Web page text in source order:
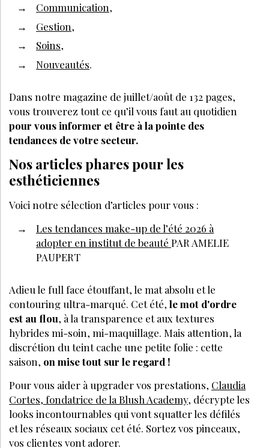
Communication,
Gestion,
Soins,
Nouveautés.
Dans notre magazine de juillet/août de 132 pages,
vous trouverez tout ce qu’il vous faut au quotidien
pour vous informer et être à la pointe des
tendances de votre secteur.
Nos articles phares pour les
esthéticiennes
Voici notre sélection d’articles pour vous :
Les tendances make-up de l’été 2026 à
adopter en institut de beauté PAR AMELIE
PAUPERT
Adieu le full face étouffant, le mat absolu et le
contouring ultra-marqué. Cet été, le mot d'ordre
est au flou, à la transparence et aux textures
hybrides mi-soin, mi-maquillage. Mais attention, la
discrétion du teint cache une petite folie : cette
saison, on mise tout sur le regard !
Pour vous aider à upgrader vos prestations, Claudia
Cortes, fondatrice de la Blush Academy, décrypte les
looks incontournables qui vont squatter les défilés
et les réseaux sociaux cet été. Sortez vos pinceaux,
vos clientes vont adorer.